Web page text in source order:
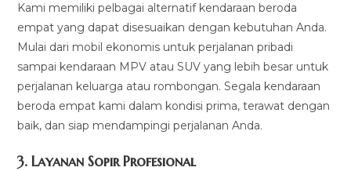
Kami memiliki pelbagai alternatif kendaraan beroda
empat yang dapat disesuaikan dengan kebutuhan Anda.
Mulai dari mobil ekonomis untuk perjalanan pribadi
sampai kendaraan MPV atau SUV yang lebih besar untuk
perjalanan keluarga atau rombongan. Segala kendaraan
beroda empat kami dalam kondisi prima, terawat dengan
baik, dan siap mendampingi perjalanan Anda.
3.Layanan Sopir Profesional